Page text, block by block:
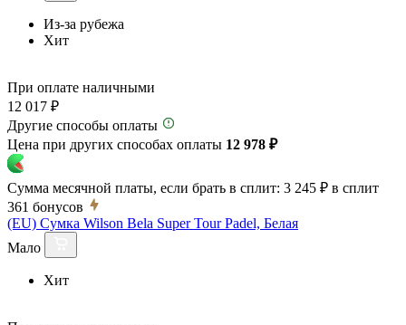
Из-за рубежа
Хит
При оплате наличными
12 017 ₽
Другие способы оплаты
Цена при других способах оплаты 12 978 ₽
Сумма месячной платы, если брать в сплит: 3 245 ₽ в сплит
361 бонусов
(EU) Сумка Wilson Bela Super Tour Padel, Белая
Мало
Хит